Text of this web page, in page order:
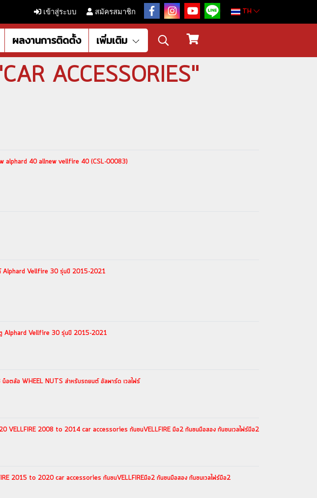
เข้าสู่ระบบ สมัครสมาชิก TH
ผลงานการติดตั้ง เพิ่มเติม
ACCESSORIES"
alphard 40 allnew vellfire 40 (CSL-00083)
ลด์ Alphard Vellfire 30 รุ่นปี 2015-2021
ตู Alphard Vellfire 30 รุ่นปี 2015-2021
ตล้อ WHEEL NUTS สำหรับรถยนต์ อัลพาร์ด เวลไฟร์
20 VELLFIRE 2008 to 2014 car accessories กันชนVELLFIRE มือ2 กันชนมือสอง กันชนเวลไฟร์มือ2
2015 to 2020 car accessories กันชนVELLFIREมือ2 กันชนมือสอง กันชนเวลไฟร์มือ2